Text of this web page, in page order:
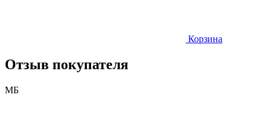
Корзина
Отзыв покупателя
МБ